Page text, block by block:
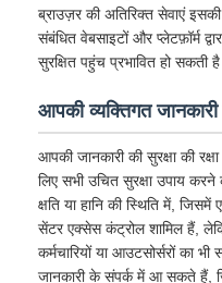
ब्राउज़र की अतिरिक्त सेवाएं
संबंधित वेबसाइटों और प्लेटफ़ॉर्म
सुरक्षित पहुंच प्रभावित हो सकती
आपकी व्यक्तिगत जानकारी
आपकी जानकारी की सुरक्षा की
लिए सभी उचित सुरक्षा उपाय
क्षति या हानि की स्थिति में,
सेंटर एक्सेस कंट्रोल शामिल हैं,
कर्मचारियों या आउटसोर्सरों का
जानकारी के संपर्क में आ सकते हैं,